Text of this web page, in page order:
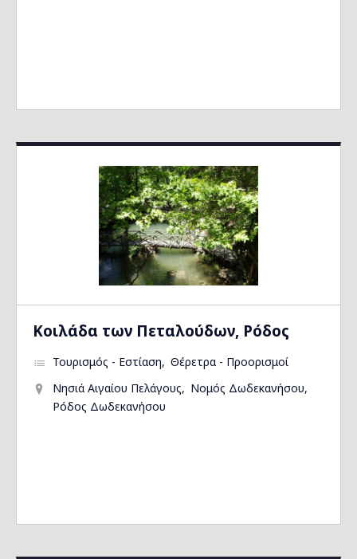
Kοιλάδα των Πεταλούδων, Ρόδος
Τουρισμός - Εστίαση
Θέρετρα - Προορισμοί
Νησιά Αιγαίου Πελάγους
Νομός Δωδεκανήσου
Ρόδος Δωδεκανήσου